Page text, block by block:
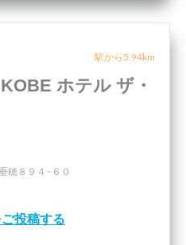
駅から5.94km
ホテル ザ・
穂８９４−６０
投稿する